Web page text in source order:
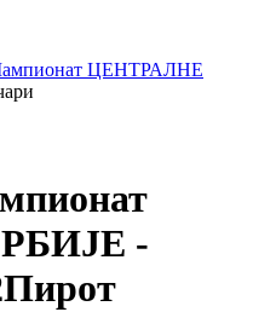
ЦЕНТРАЛНЕ
-
Пирот